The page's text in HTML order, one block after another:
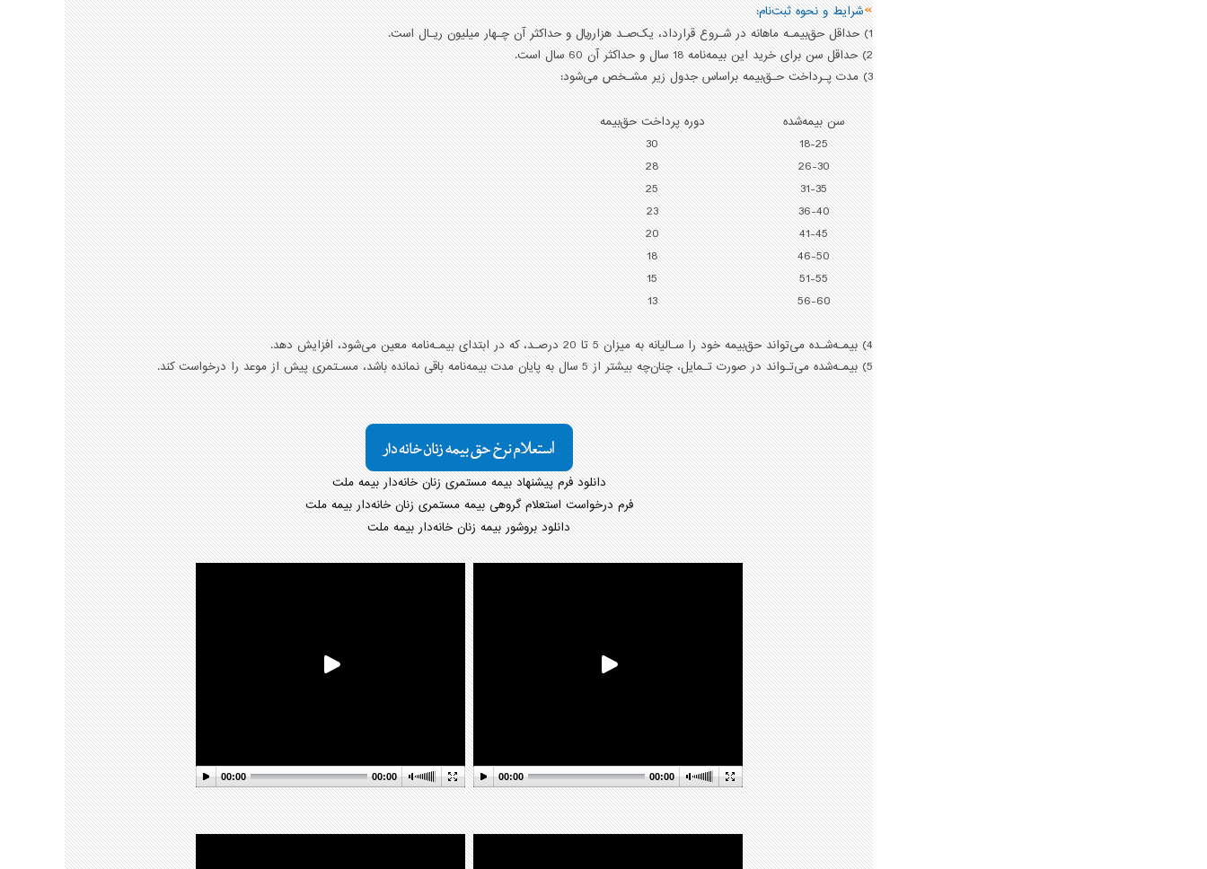
شرایط و نحوه ثبت‌نام:
1) حداقل حق‌بیمـه ماهانه در شـروع قرارداد، یک‌صـد هزارريال و حداکثر آن چـهار میلیون ريـال است.
2) حداقل سن برای خرید این بیمه‌نامه 18 سال و حداکثر آن 60 سال است.
3) مدت پـرداخت حـق‌بیمه براساس جدول زیر مشـخص می‌شود:
سن بیمه‌شده
دوره پرداخت حق‌بیمه
18-25
30
26-30
28
31-35
25
36-40
23
41-45
20
46-50
18
51-55
15
56-60
13
4) بیمـه‌شـده می‌تواند حق‌بیمه خود را سـالیانه به میزان 5 تا 20 درصـد، که در ابتدای بیمـه‌نامه معین می‌شود، افزایش دهد.
5) بیمـه‌شده می‌تـواند در صورت تـمایل، چنان‌چه بیشتر از 5 سال به پایان مدت بیمه‌نامه باقی نمانده باشد، مسـتمری پیش از موعد را درخواست کند.
دانلود فرم پیشنهاد بیمه مستمری زنان خانه‌دار بیمه ملت
فرم درخواست استعلام گروهی بیمه مستمری زنان خانه‌دار بیمه ملت
دانلود بروشور بیمه زنان خانه‌دار بیمه ملت
00:00 00:00
00:00 00:00